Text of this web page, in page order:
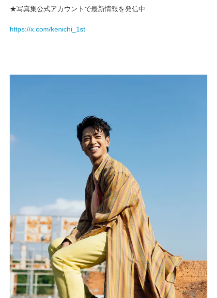
★写真集公式アカウントで最新情報を発信中
https://x.com/kenichi_1st